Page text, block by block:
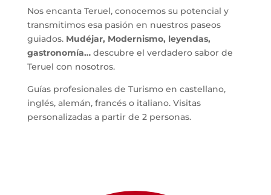
Nos encanta Teruel, conocemos su potencial y
transmitimos esa pasión en nuestros paseos
guiados. Mudéjar, Modernismo, leyendas,
gastronomía…descubre el verdadero sabor de
Teruel con nosotros.
Guías profesionales de Turismo en castellano,
inglés, alemán, francés o italiano. Visitas
personalizadas a partir de 2 personas.